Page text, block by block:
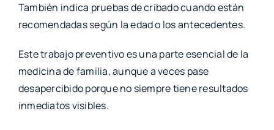
También indica pruebas de cribado cuando están
recomendadas según la edad o los antecedentes.
Este trabajo preventivo es una parte esencial de la
medicina de familia, aunque a veces pase
desapercibido porque no siempre tiene resultados
inmediatos visibles.